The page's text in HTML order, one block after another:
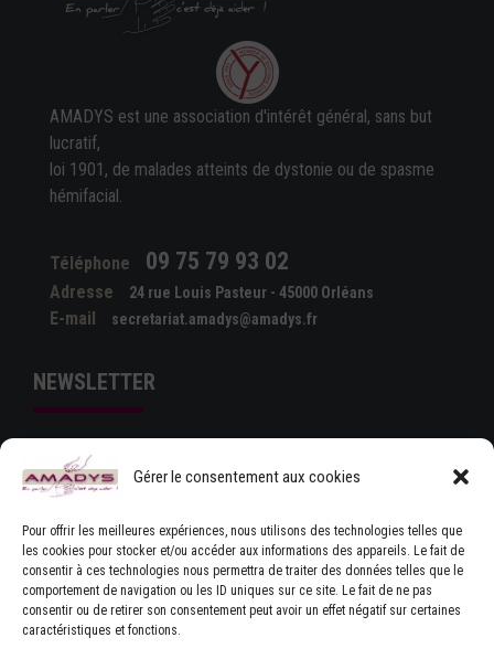
Gérer le consentement aux cookies
Pour offrir les meilleures expériences, nous utilisons des technologies telles que
les cookies pour stocker et/ou accéder aux informations des appareils. Le fait de
consentir à ces technologies nous permettra de traiter des données telles que le
comportement de navigation ou les ID uniques sur ce site. Le fait de ne pas
consentir ou de retirer son consentement peut avoir un effet négatif sur certaines
caractéristiques et fonctions.
AMADYS est une association d'intérêt général, sans but
lucratif,
loi 1901, de malades atteints de dystonie ou de spasme
hémifacial.
Téléphone 09 75 79 93 02
Adresse 24 rue Louis Pasteur - 45000 Orléans
E-mail secretariat.amadys@amadys.fr
NEWSLETTER
J'ACCEPTE LES CONDITIONS GÉNÉRALES
D'UTILISATION